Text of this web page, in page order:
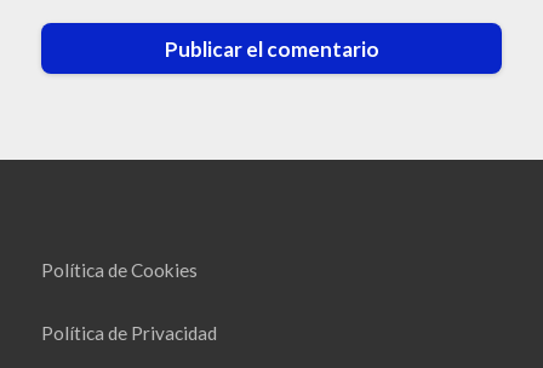
Política de Cookies
Política de Privacidad